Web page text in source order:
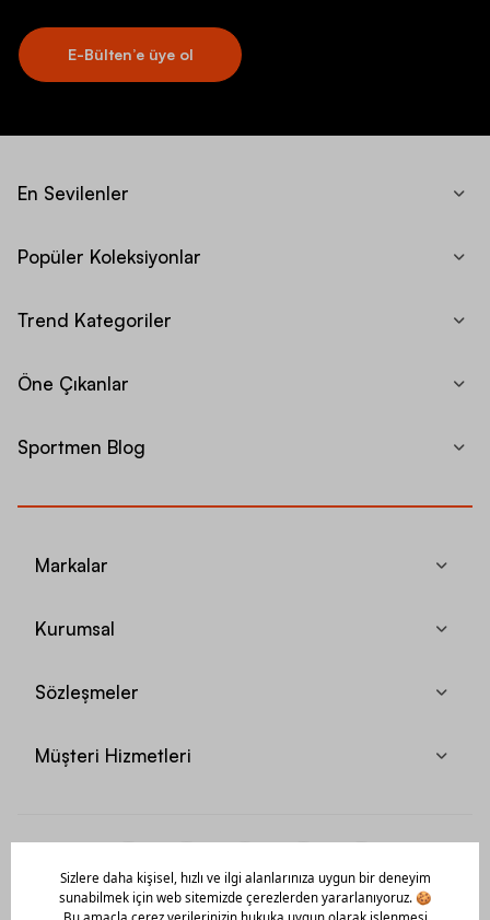
E-Bülten’e üye ol
En Sevilenler
Popüler Koleksiyonlar
Trend Kategoriler
Öne Çıkanlar
Sportmen Blog
Markalar
Kurumsal
Sözleşmeler
Müşteri Hizmetleri